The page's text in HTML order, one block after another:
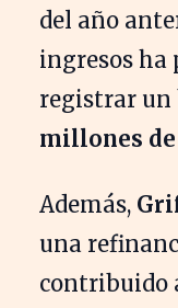
del año
ingresos ha
registrar un
millones
Además,
una
contribuido